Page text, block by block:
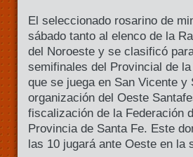
El seleccionado rosarino de
sábado tanto al elenco de la
del Noroeste y se clasificó
semifinales del Provincial de
que se juega en San Vicente y
organización del Oeste
fiscalización de la Federación
Provincia de Santa Fe. Este
las 10 jugará ante Oeste en la